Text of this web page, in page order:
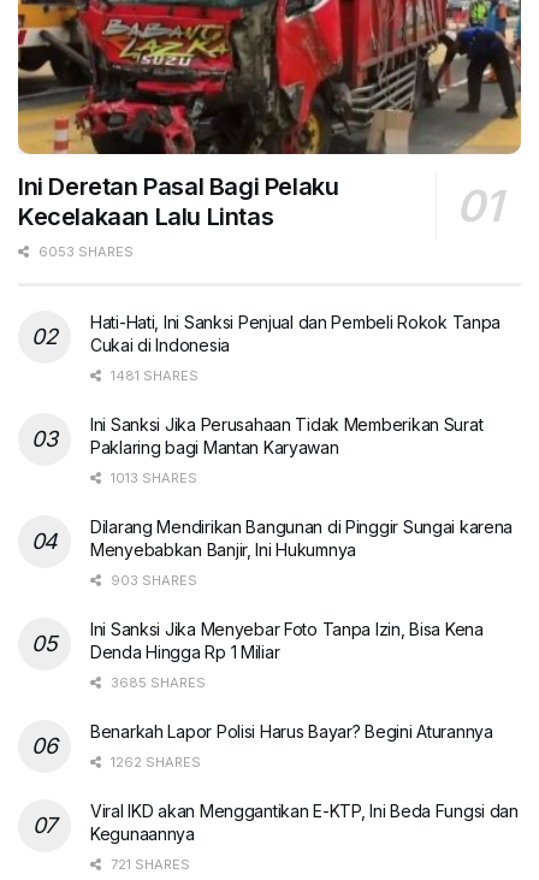
Ini Deretan Pasal Bagi Pelaku
Kecelakaan Lalu Lintas
6053 SHARES
Hati-Hati, Ini Sanksi Penjual dan Pembeli Rokok Tanpa
Cukai di Indonesia
1481 SHARES
Ini Sanksi Jika Perusahaan Tidak Memberikan Surat
Paklaring bagi Mantan Karyawan
1013 SHARES
Dilarang Mendirikan Bangunan di Pinggir Sungai karena
Menyebabkan Banjir, Ini Hukumnya
903 SHARES
Ini Sanksi Jika Menyebar Foto Tanpa Izin, Bisa Kena
Denda Hingga Rp 1 Miliar
3685 SHARES
Benarkah Lapor Polisi Harus Bayar? Begini Aturannya
1262 SHARES
Viral IKD akan Menggantikan E-KTP, Ini Beda Fungsi dan
Kegunaannya
721 SHARES